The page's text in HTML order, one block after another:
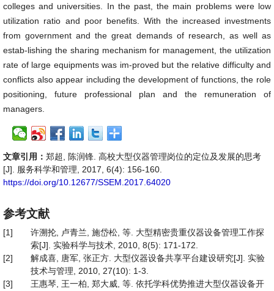
colleges and universities. In the past, the main problems were low
utilization ratio and poor benefits. With the increased investments
from government and the great demands of research, as well as
estab-lishing the sharing mechanism for management, the utilization
rate of large equipments was im-proved but the relative difficulty and
conflicts also appear including the development of functions, the role
positioning, future professional plan and the remuneration of
managers.
文章引用： 郑超, 陈润锋. 高校大型仪器管理岗位的定位及发展的思考
[J]. 服务科学和管理, 2017, 6(4): 156-160.
https://doi.org/10.12677/SSEM.2017.64020
参考文献
[1]
许溯抡, 卢青兰, 施岱松, 等. 大型精密贵重仪器设备管理工作探
索[J]. 实验科学与技术, 2010, 8(5): 171-172.
[2]
解成喜, 唐军, 张正方. 大型仪器设备共享平台建设研究[J]. 实验
技术与管理, 2010, 27(10): 1-3.
[3]
王惠琴, 王一柏, 郑大威, 等. 依托学科优势推进大型仪器设备开